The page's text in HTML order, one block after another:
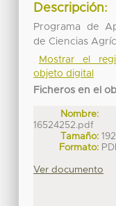
Descripción:
Programa de
de Ciencias
Mostrar el
objeto digital
Ficheros en el
Nombre:
16524252.pdf
Tamaño:
Formato:
Ver documento